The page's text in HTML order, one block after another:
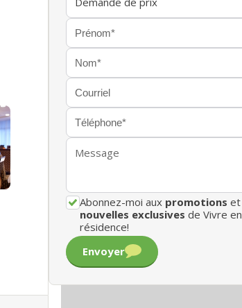
Abonnez-moi aux promotions et
nouvelles exclusives de Vivre en
résidence!
Envoyer